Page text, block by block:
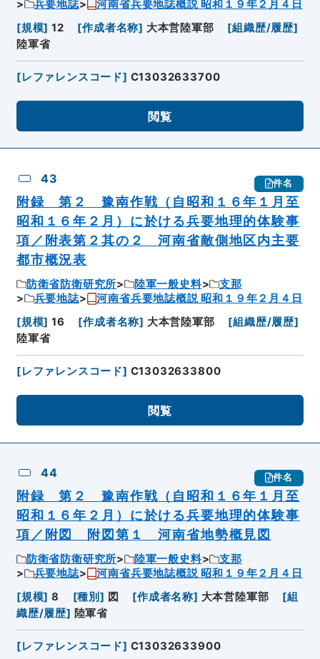
兵要地誌
河南省兵要地誌概説 昭和１９年２月４日
[規模] 12 [作成者名称] 大本営陸軍部 [組織歴/履歴]
陸軍省
[レファレンスコード] C13032633700
閲覧
43 件名
附録 第２ 豫南作戦（自昭和１６年１月至
昭和１６年２月）に於ける兵要地理的体験事
項／附表第２其の２ 河南省敵側地区内主要
都市概況表
防衛省防衛研究所 陸軍一般史料
支那
兵要地誌
河南省兵要地誌概説 昭和１９年２月４日
[規模] 16 [作成者名称] 大本営陸軍部 [組織歴/履歴]
陸軍省
[レファレンスコード] C13032633800
閲覧
44 件名
附録 第２ 豫南作戦（自昭和１６年１月至
昭和１６年２月）に於ける兵要地理的体験事
項／附図 附図第１ 河南省地勢概見図
防衛省防衛研究所 陸軍一般史料
支那
兵要地誌
河南省兵要地誌概説 昭和１９年２月４日
[規模] 8 [種別 ] 図 [作成者名称] 大本営陸軍部 [組
織歴/履歴] 陸軍省
[レファレンスコード] C13032633900